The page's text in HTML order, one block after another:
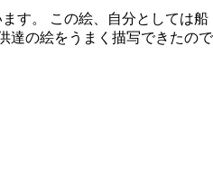
す。 この絵、自分としては船
達の絵をうまく描写できたので